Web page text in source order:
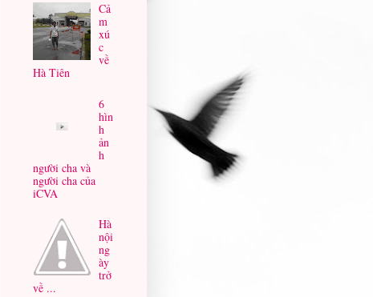
Cả
m
xú
c
về
Hà Tiên
6
hìn
h
ản
h
người cha và
người cha của
iCVA
Hà
nội
ng
ày
trở
về ...